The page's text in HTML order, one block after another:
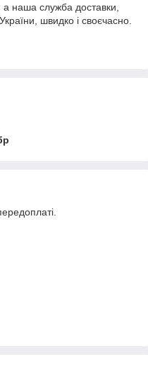
а наша служба доставки,
швидко і своєчасно.